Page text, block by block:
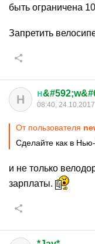
быть ограничена
Запретить
Н н
08:40, 24.10.2017
От пользователя
Сделайте как в
и не только
зарплаты.